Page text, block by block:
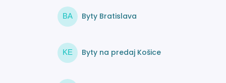
BA Byty Bratislava
KE Byty na predaj Košice